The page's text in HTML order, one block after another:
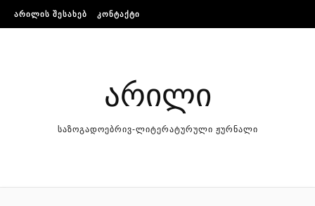
Skip to content
ᲐᲠᲘᲚᲘᲡ ᲨᲔᲡᲐᲮᲔᲑ ᲙᲝᲜᲢᲐᲥᲢᲘ
არილი
საზოგადოებრივ-ლიტერატურული ჟურნალი